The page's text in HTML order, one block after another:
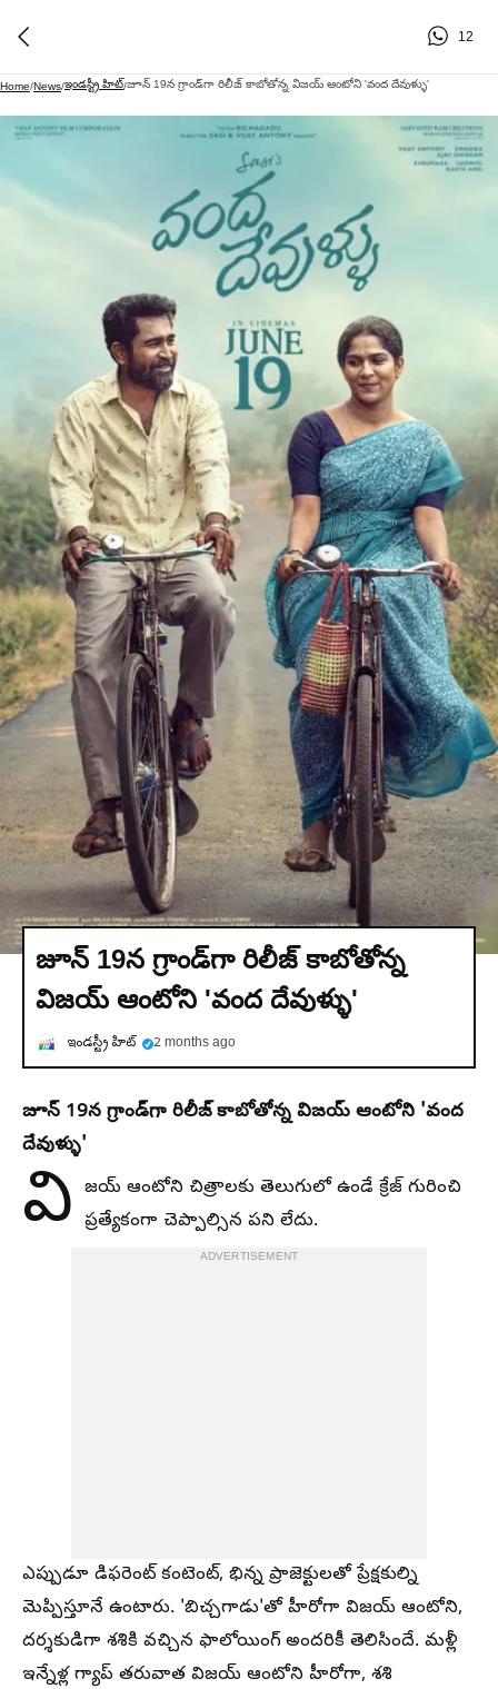
12
Home/News/ఇండస్ట్రీ హిట్/జూన్ 19న గ్రాండ్‌గా రిలీజ్ కాబోతోన్న విజయ్ ఆంటోని 'వంద దేవుళ్ళు'
జూన్ 19న గ్రాండ్‌గా రిలీజ్ కాబోతోన్న
విజయ్ ఆంటోని 'వంద దేవుళ్ళు'
ఇండస్ట్రీ హిట్ 2 months ago
జూన్ 19న గ్రాండ్‌గా రిలీజ్ కాబోతోన్న విజయ్ ఆంటోని 'వంద
దేవుళ్ళు'
వి జయ్ ఆంటోని చిత్రాలకు తెలుగులో ఉండే క్రేజ్ గురించి
ప్రత్యేకంగా చెప్పాల్సిన పని లేదు.
ADVERTISEMENT
ఎప్పుడూ డిఫరెంట్ కంటెంట్, భిన్న ప్రాజెక్టులతో ప్రేక్షకుల్ని
మెప్పిస్తూనే ఉంటారు. 'బిచ్చగాడు'తో హీరోగా విజయ్ ఆంటోని,
దర్శకుడిగా శశికి వచ్చిన ఫాలోయింగ్ అందరికీ తెలిసిందే. మళ్లీ
ఇన్నేళ్ల గ్యాప్‌ తరువాత విజయ్ ఆంటోని హీరోగా, శశి